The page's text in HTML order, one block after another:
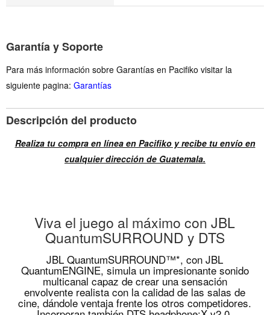
Garantía y Soporte
Para más información sobre Garantías en Pacifiko visitar la
siguiente pagina: Garantías
Descripción del producto
Realiza tu compra en línea en Pacifiko y recibe tu envío en
cualquier dirección de Guatemala.
Viva el juego al máximo con JBL
QuantumSURROUND y DTS
JBL QuantumSURROUND™*, con JBL
QuantumENGINE, simula un impresionante sonido
multicanal capaz de crear una sensación
envolvente realista con la calidad de las salas de
cine, dándole ventaja frente los otros competidores.